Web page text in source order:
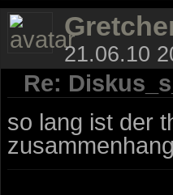
21.06.10
Re:
so lang ist der